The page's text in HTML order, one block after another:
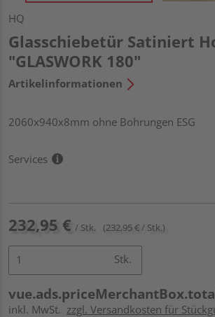
HQ
Glasschiebetür Satiniert
"GLASWORK 180"
Artikelinformationen
2060x940x8mm ohne Bohrungen ESG
Services
232,95 € / Stk. (232,95 € / Stk.)
Stk.
inkl. MwSt. zzgl. Versandkosten für